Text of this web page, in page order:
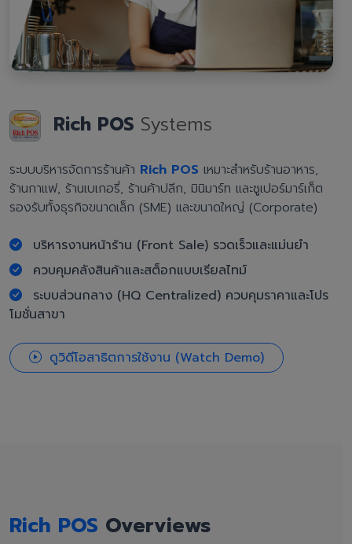
Rich POS Systems
ระบบบริหารจัดการร้านค้า Rich POS เหมาะสำหรับร้านอาหาร,
ร้านกาแฟ, ร้านเบเกอรี่, ร้านค้าปลีก, มินิมาร์ท และซูเปอร์มาร์เก็ต
รองรับทั้งธุรกิจขนาดเล็ก (SME) และขนาดใหญ่ (Corporate)
บริหารงานหน้าร้าน (Front Sale) รวดเร็วและแม่นยำ
ควบคุมคลังสินค้าและสต็อกแบบเรียลไทม์
ระบบส่วนกลาง (HQ Centralized) ควบคุมราคาและโปร
โมชั่นสาขา
ดูวิดีโอสาธิตการใช้งาน (Watch Demo)
Rich POS Overviews